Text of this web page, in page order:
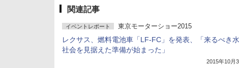
関連記事
イベントレポート 東京モーターショー2015
レクサス、燃料電池車「LF-FC」を発表、「来るべき
社会を見据えた準備が始まった」
2015年10月